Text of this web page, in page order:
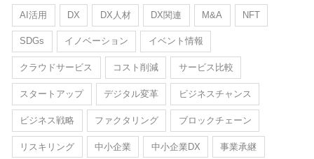
AI活用 DX DX人材 DX関連 M&A NFT
SDGs イノベーション イベント情報
クラウドサービス コスト削減 サービス比較
スタートアップ デジタル変革 ビジネスチャンス
ビジネス戦略 ファクタリング ブロックチェーン
リスキリング 中小企業 中小企業DX 事業承継